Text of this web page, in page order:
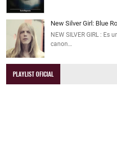
New Silver Girl: Blue
NEW SILVER GIRL :
canon…
PLAYLIST OFICIAL